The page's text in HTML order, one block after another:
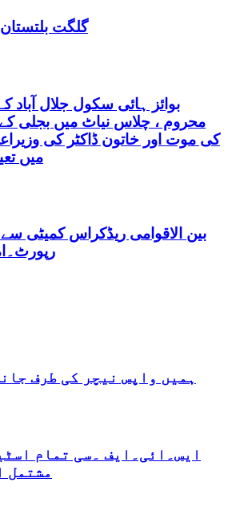
گلگت
بوائز ہائی سکول جلال
محروم ، چلاس نیاٹ میں بجلی
کی موت اور خاتون ڈاکٹر کی
میں
بین الاقوامی ریڈکراس کمیٹی سے
ہمیں واپس نیچر کی طرف
ایس۔ائی۔ایف ۔سی تمام
مشتمل